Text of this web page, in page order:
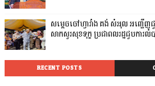
សម្តេចចៅហ្វាវាំង គង់ សំអុល អញ្ជ
សាកសួរសុខទុក្ខ ប្រជាពលរដ្ឋជួបការលំ
RECENT POSTS